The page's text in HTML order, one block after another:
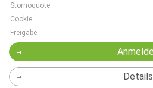
Stornoquote
Cookie
Freigabe
Details